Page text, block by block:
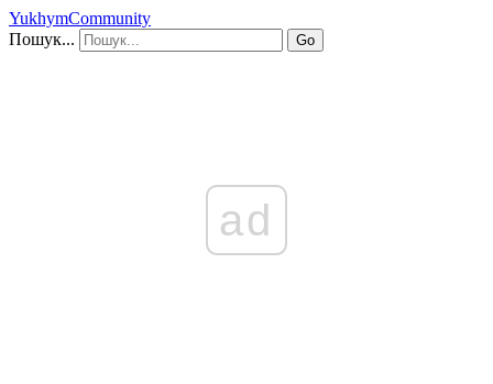
YukhymCommunity
Пошук...
Go
ad